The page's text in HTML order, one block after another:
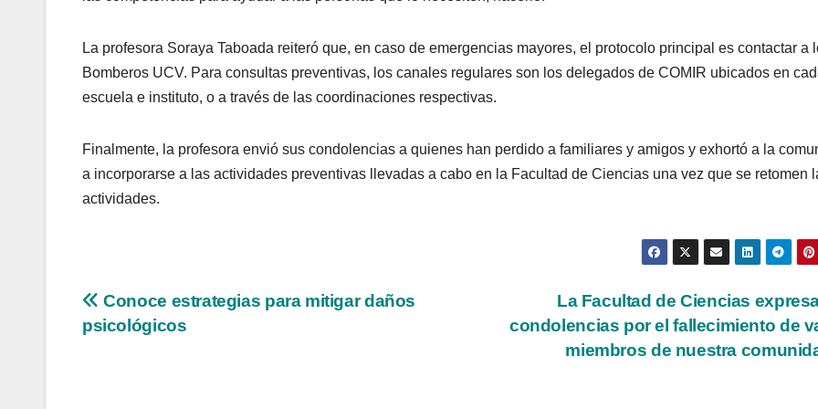
La profesora Soraya Taboada reiteró que, en caso de emergencias mayores, el protocolo principal es contactar a
Bomberos UCV. Para consultas preventivas, los canales regulares son los delegados de COMIR ubicados en
escuela e instituto, o a través de las coordinaciones respectivas.
Finalmente, la profesora envió sus condolencias a quienes han perdido a familiares y amigos y exhortó a la
a incorporarse a las actividades preventivas llevadas a cabo en la Facultad de Ciencias una vez que se retomen
actividades.
Navegación
de
La Facultad de Ciencias
condolencias por el fallecimiento de
miembros de nuestra
Conoce estrategias para mitigar daños
psicológicos